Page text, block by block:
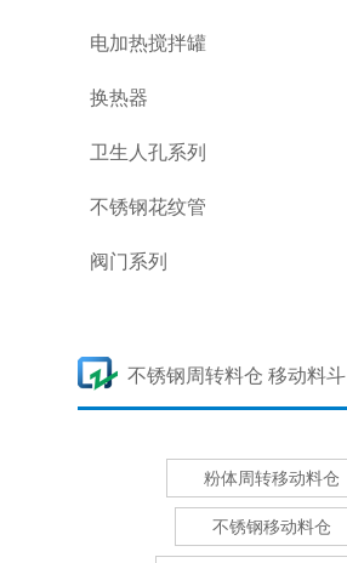
电加热搅拌罐
换热器
卫生人孔系列
不锈钢花纹管
阀门系列
不锈钢周转料仓 移动料斗
粉体周转移动料仓
不锈钢移动料仓